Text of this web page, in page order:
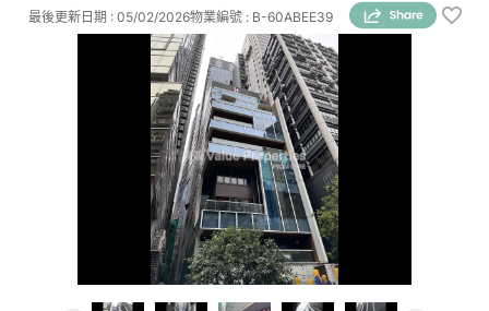
物業編號 : B-60ABEE39
最後更新日期 : 05/02/2026